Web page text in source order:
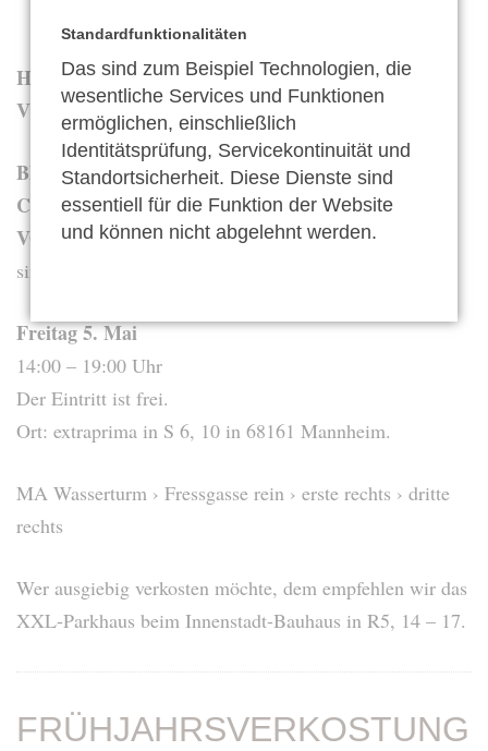
HEUTE Freitag 5. März
VDP-Verkostung bei extraprima
BERNHARTSchweigen-Rechtenbach
CHRISTMANNGimmeldingen
VON WINNINGDeidesheim
sind zu Gast in Mannheim
Freitag 5. Mai
14:00 – 19:00 Uhr
Der Eintritt ist frei.
Ort: extraprima in S 6, 10 in 68161 Mannheim.
MA Wasserturm › Fressgasse rein › erste rechts › dritte
rechts
Wer ausgiebig verkosten möchte, dem empfehlen wir das
XXL-Parkhaus beim Innenstadt-Bauhaus in R5, 14 – 17.
FRÜHJAHRSVERKOSTUNG
Standardfunktionalitäten
Das sind zum Beispiel Technologien, die
wesentliche Services und Funktionen
ermöglichen, einschließlich
Identitätsprüfung, Servicekontinuität und
Standortsicherheit. Diese Dienste sind
essentiell für die Funktion der Website
und können nicht abgelehnt werden.